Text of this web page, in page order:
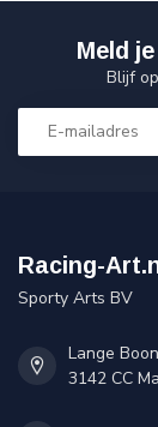
Meld
Blijf
Racing-
Sporty Arts BV
Lange
3142 CC